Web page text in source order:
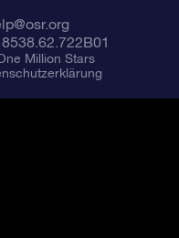
Million Stars